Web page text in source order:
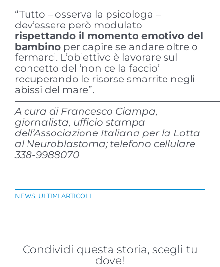
“Tutto – osserva la psicologa –
dev’essere però modulato
rispettando il momento emotivo del
bambinoper capire se andare oltre o
fermarci. L’obiettivo è lavorare sul
concetto del ‘non ce la faccio’
recuperando le risorse smarrite negli
abissi del mare”.
A cura di Francesco Ciampa,
giornalista, ufficio stampa
dell’Associazione Italiana per la Lotta
al Neuroblastoma; telefono cellulare
338-9988070
NEWS, ULTIMI ARTICOLI
Condividi questa storia, scegli tu
dove!